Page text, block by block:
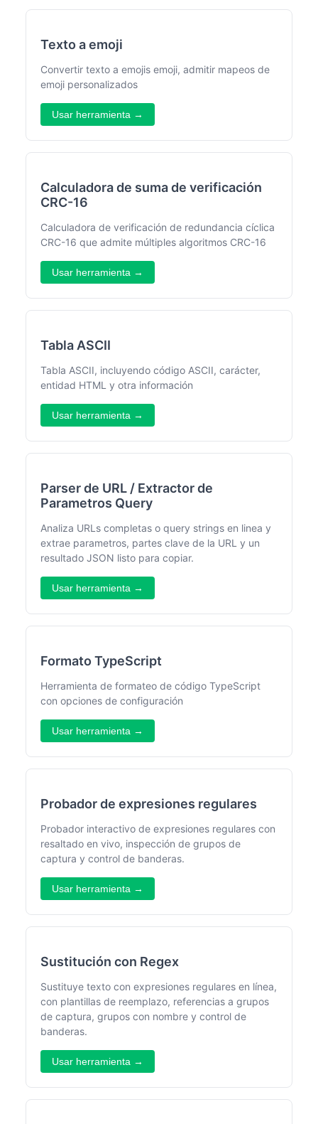
Texto a emoji
Convertir texto a emojis emoji, admitir mapeos de
emoji personalizados
Usar herramienta →
Calculadora de suma de verificación
CRC-16
Calculadora de verificación de redundancia cíclica
CRC-16 que admite múltiples algoritmos CRC-16
Usar herramienta →
Tabla ASCII
Tabla ASCII, incluyendo código ASCII, carácter,
entidad HTML y otra información
Usar herramienta →
Parser de URL / Extractor de
Parametros Query
Analiza URLs completas o query strings en linea y
extrae parametros, partes clave de la URL y un
resultado JSON listo para copiar.
Usar herramienta →
Formato TypeScript
Herramienta de formateo de código TypeScript
con opciones de configuración
Usar herramienta →
Probador de expresiones regulares
Probador interactivo de expresiones regulares con
resaltado en vivo, inspección de grupos de
captura y control de banderas.
Usar herramienta →
Sustitución con Regex
Sustituye texto con expresiones regulares en línea,
con plantillas de reemplazo, referencias a grupos
de captura, grupos con nombre y control de
banderas.
Usar herramienta →